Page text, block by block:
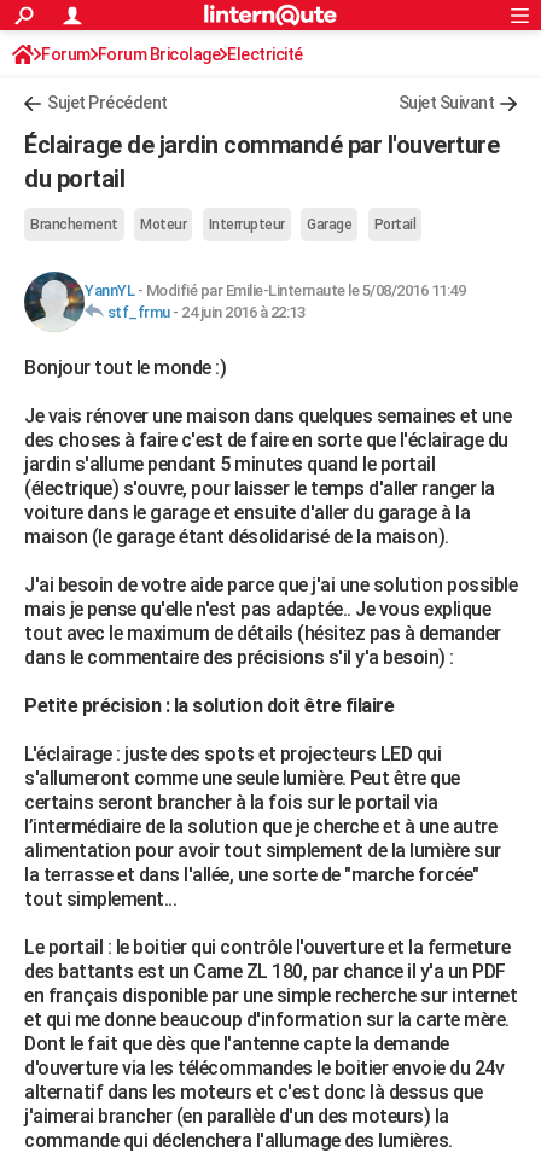
ACTUALITÉS
Politique
Société
Faits Divers
Education
Monde
Villes
+
Programme TV
TNTStreaming
Cinéma
Sorties cinéma
Musique
FINANCE
Retraite
Impôts
Epargne
Immobilier
Risques naturels par ville
Banque
Assurance
Crédit
AUTO
Essais
Réserver un essai
Citadines
Berlines
SUV
Forum auto
HIGH-TECH
Mobiles
Meilleur smartphone
Internet
Ordinateurs
Jeux vidéo
Guide high-tech
+BRICOLAGE
Forum
Aménagement intérieur
Extérieur
Cuisine
Salle de bains
Jardinage
Rangement
WEEK-END
Guides de France
Escapades
Patrimoine
Expositions
Musées
Week-end nature
+LIFESTYLE
Art de vivre
Bien-être
Loisirs
Mode
Modes de vie
SANTE
Alimentation
Guide de la santé
Maladies
Médicaments
Sommeil
VOYAGE
GUIDES D'ACHAT
BONS PLANS
CARTE DE VOEUX
Carte de Noël
Carte Bonne année
Carte Saint-Valentin
Carte Pâques
Carte d'anniversaire
DICTIONNAIRE
Dictionnaire
Biographies
Citations
Expressions
Proverbes
PROGRAMME TV
COPAINS D'AVANT
S'inscrire
Se connecter
Lycées
Collèges
Primaires
Universités
Entreprises
Service militaire
Avis de recherche
AVIS DE DÉCÈS
FORUM
Bricolage
Lifestyle
Culture
Sport
Auto
Television
Voyage
Cinema
S'inscrire
Connexion
Forum Forum Bricolage Electricité
Sujet Précédent Sujet Suivant
Éclairage de jardin commandé par l'ouverture
du portail
Branchement Moteur Interrupteur Garage Portail
YannYL- Modifié par Emilie-Linternaute le 5/08/2016 11:49
stf_frmu- 24 juin 2016 à 22:13
Bonjour tout le monde :)
Je vais rénover une maison dans quelques semaines et une
des choses à faire c'est de faire en sorte que l'éclairage du
jardin s'allume pendant 5 minutes quand le portail
(électrique) s'ouvre, pour laisser le temps d'aller ranger la
voiture dans le garage et ensuite d'aller du garage à la
maison (le garage étant désolidarisé de la maison).
J'ai besoin de votre aide parce que j'ai une solution possible
mais je pense qu'elle n'est pas adaptée.. Je vous explique
tout avec le maximum de détails (hésitez pas à demander
dans le commentaire des précisions s'il y'a besoin) :
Petite précision : la solution doit être filaire
L'éclairage : juste des spots et projecteurs LED qui
s'allumeront comme une seule lumière. Peut être que
certains seront brancher à la fois sur le portail via
l’intermédiaire de la solution que je cherche et à une autre
alimentation pour avoir tout simplement de la lumière sur
la terrasse et dans l'allée, une sorte de "marche forcée"
tout simplement...
Le portail : le boitier qui contrôle l'ouverture et la fermeture
des battants est un Came ZL 180, par chance il y'a un PDF
en français disponible par une simple recherche sur internet
et qui me donne beaucoup d'information sur la carte mère.
Dont le fait que dès que l'antenne capte la demande
d'ouverture via les télécommandes le boitier envoie du 24v
alternatif dans les moteurs et c'est donc là dessus que
j'aimerai brancher (en parallèle d'un des moteurs) la
commande qui déclenchera l'allumage des lumières.